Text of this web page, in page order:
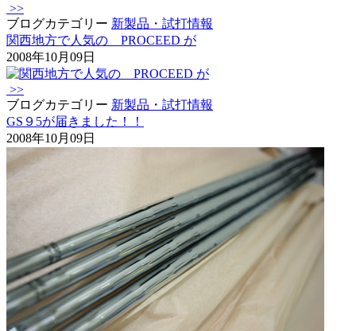
>>
ブログカテゴリー 新製品・試打情報
関西地方で人気の PROCEED が
2008年10月09日
>>
ブログカテゴリー 新製品・試打情報
GS９5が届きました！！
2008年10月09日